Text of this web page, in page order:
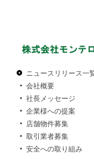
ニュースリリース一
会社概要
社長メッセージ
企業様への提案
店舗物件募集
取引業者募集
安全への取り組み